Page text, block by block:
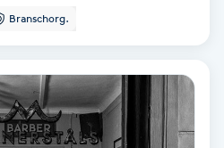
Branschorg.